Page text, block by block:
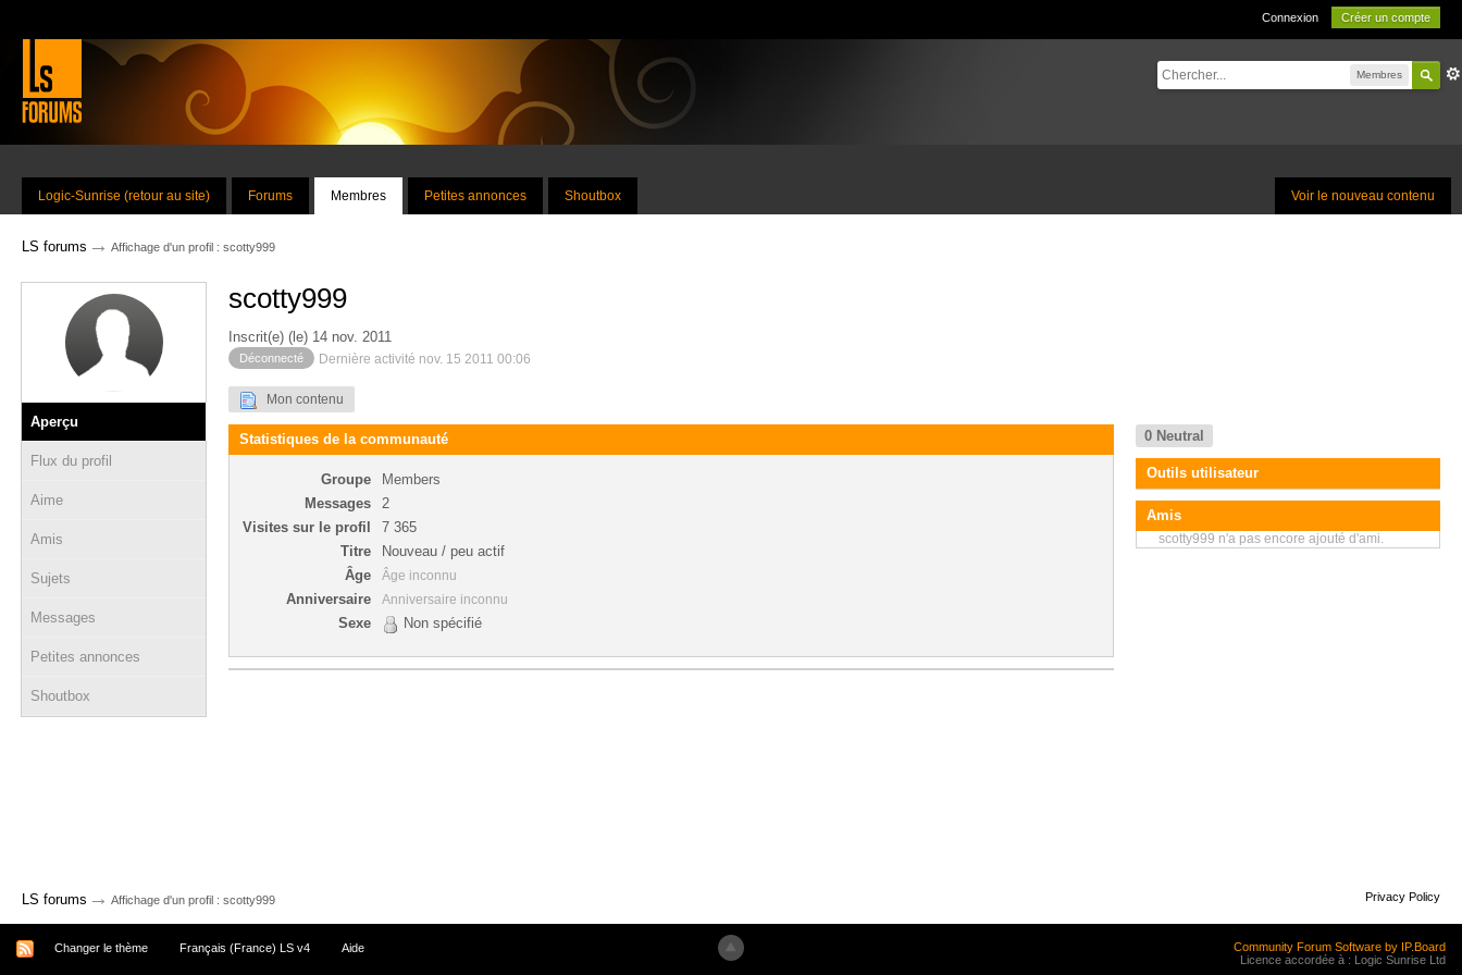
Connexion Créer un compte
Membres
Voir le nouveau contenu
Logic-Sunrise (retour au site) Forums Membres Petites annonces Shoutbox
LS forums → Affichage d'un profil : scotty999
Aperçu
Flux du profil
Aime
Amis
Sujets
Messages
Petites annonces
Shoutbox
scotty999
Inscrit(e) (le) 14 nov. 2011
Déconnecté Dernière activité nov. 15 2011 00:06
Mon contenu
Statistiques de la communauté
Groupe
Members
Messages
2
Visites sur le profil
7 365
Titre
Nouveau / peu actif
Âge
Âge inconnu
Anniversaire Anniversaire inconnu
Sexe Non spécifié
0 Neutral
Outils utilisateur
Amis
scotty999 n'a pas encore ajouté d'ami.
LS forums → Affichage d'un profil : scotty999 Privacy Policy
Changer le thème Français (France) LS v4 Aide
Community Forum Software by IP.Board
Licence accordée à : Logic Sunrise Ltd